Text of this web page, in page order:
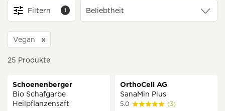
Filtern 1
Vegan
25 Produkte
Schoenenberger
Bio Schafgarbe
Heilpflanzensaft
OrthoCell AG
SanaMin Plus
5.0 (3)